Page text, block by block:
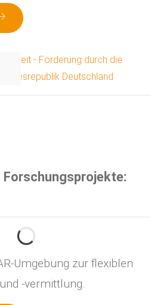
Umgebung zur flexiblen
-vermittlung.